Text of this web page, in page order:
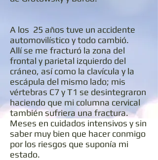
A los 25 años tuve un accidente
automovilístico y todo cambió.
Allí se me fracturó la zona del
frontal y parietal izquierdo del
cráneo, así como la clavícula y la
escápula del mismo lado; mis
vértebras C7 y T1 se desintegraron
haciendo que mi columna cervical
también sufriera una fractura.
Meses en cuidados intensivos y sin
saber muy bien que hacer conmigo
por los riesgos que suponía mi
estado.